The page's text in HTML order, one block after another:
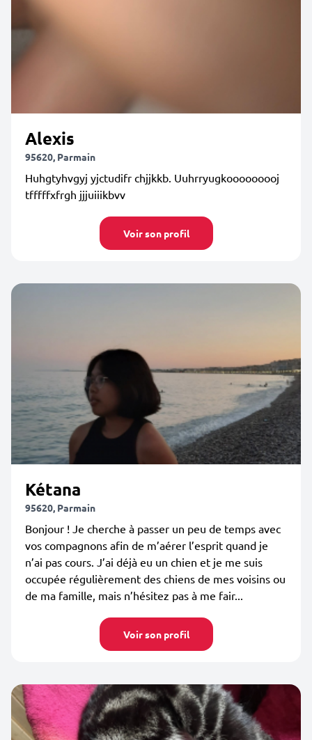
Alexis
95620, Parmain
Huhgtyhvgyj yjctudifr chjjkkb. Uuhrryugkooooooooj
tfffffxfrgh jjjuiiikbvv
Voir son profil
Kétana
95620, Parmain
Bonjour ! Je cherche à passer un peu de temps avec
vos compagnons afin de m’aérer l’esprit quand je
n’ai pas cours. J’ai déjà eu un chien et je me suis
occupée régulièrement des chiens de mes voisins ou
de ma famille, mais n’hésitez pas à me fair...
Voir son profil